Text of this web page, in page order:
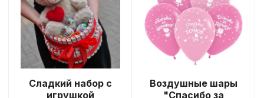
Сладкий набор с
игрушкой
Воздушные шары
"Спасибо за